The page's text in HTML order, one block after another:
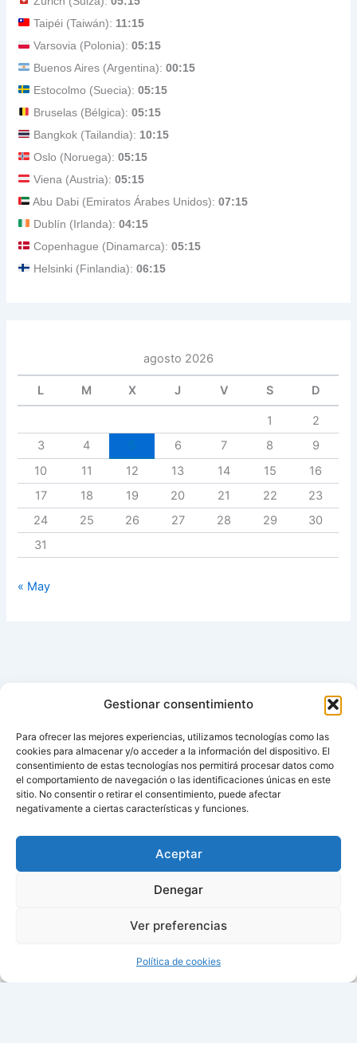
Gestionar consentimiento
Para ofrecer las mejores experiencias, utilizamos tecnologías como las
cookies para almacenar y/o acceder a la información del dispositivo. El
consentimiento de estas tecnologías nos permitirá procesar datos como
el comportamiento de navegación o las identificaciones únicas en este
sitio. No consentir o retirar el consentimiento, puede afectar
negativamente a ciertas características y funciones.
Aceptar
Denegar
Ver preferencias
Política de cookies
Taipéi (Taiwán): 11:15
Varsovia (Polonia):05:15
Buenos Aires (Argentina):00:15
Estocolmo (Suecia):05:15
Bruselas (Bélgica):05:15
Bangkok (Tailandia): 10:15
Oslo (Noruega):05:15
Viena (Austria):05:15
Abu Dabi (Emiratos Árabes Unidos):07:15
Dublín (Irlanda):04:15
Copenhague (Dinamarca):05:15
Helsinki (Finlandia):06:15
agosto 2026
L M X J V S D
1
2
3
4 6 7 8
9
10
11 12 13 14 15
16
17
18 19 20 21 22
23
24
25 26 27 28 29
30
31
« May
Contacto